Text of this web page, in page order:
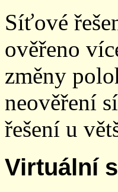
Síťové
ověřeno
změny
neověření
řešení u
Virtuální